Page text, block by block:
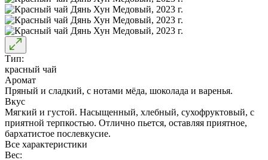
Тип:
красный чай
Аромат
Пряный и сладкий, с нотами мёда, шоколада и варенья.
Вкус
Мягкий и густой. Насыщенный, хлебный, сухофруктовый, с
приятной терпкостью. Отлично пьется, оставляя приятное,
бархатистое послевкусие.
Все характеристики
Вес: